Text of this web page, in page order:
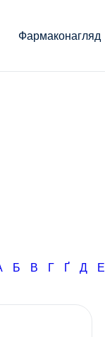
Фармаконагляд
Б В Г Ґ Д Е